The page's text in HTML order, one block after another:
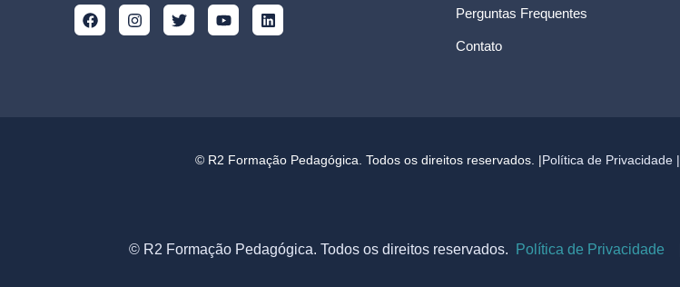
Perguntas Frequentes
Contato
© R2 Formação Pedagógica. Todos os direitos reservados. |Política de Privacidade |
© R2 Formação Pedagógica. Todos os direitos reservados. Política de Privacidade